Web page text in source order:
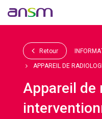
Retour
APPAREIL DE
Appareil de